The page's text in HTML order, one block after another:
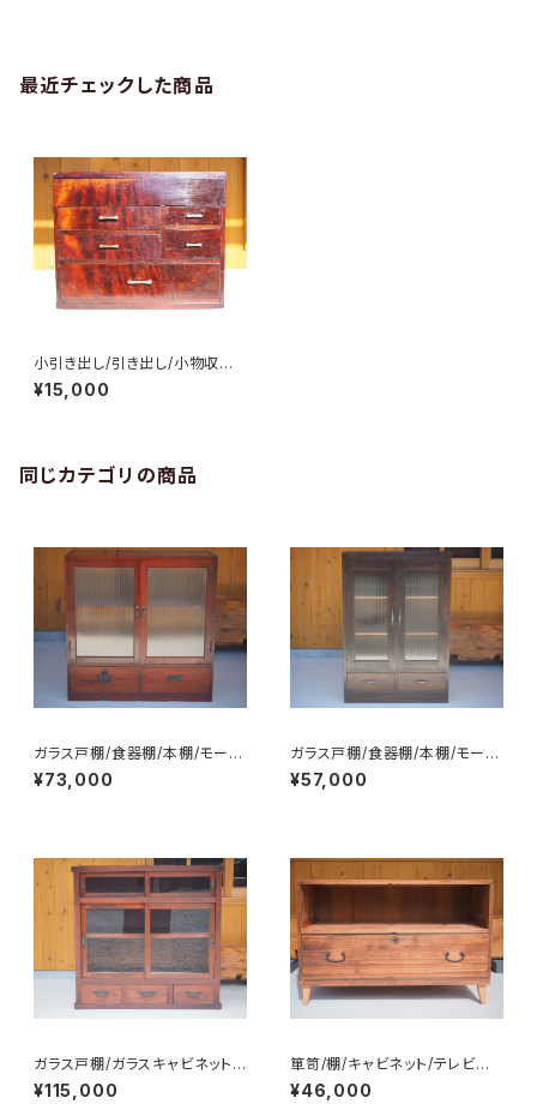
最近チェックした商品
小引き出し/引き出し/小物収納/
裁縫箱/No.0250
¥15,000
同じカテゴリの商品
ガラス戸棚/食器棚/本棚/モール
ガラス/No.0224
¥73,000
ガラス戸棚/食器棚/本棚/モール
ガラス/No.0218
¥57,000
ガラス戸棚/ガラスキャビネット/
食器棚/飾り棚/No.0222
¥115,000
箪笥/棚/キャビネット/テレビ台/
チェスト/サイドボード/No.023
2-2
¥46,000